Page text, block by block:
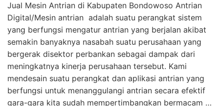
Jual Mesin Antrian di Kabupaten Bondowoso Antrian
Digital/Mesin antrian adalah suatu perangkat sistem
yang berfungsi mengatur antrian yang berjalan akibat
semakin banyaknya nasabah suatu perusahaan yang
bergerak disektor perbankan sebagai dampak dari
meningkatnya kinerja perusahaan tersebut. Kami
mendesain suatu perangkat dan aplikasi antrian yang
berfungsi untuk menanggulangi antrian secara efektif
gara-gara kita sudah mempertimbangkan bermacam …